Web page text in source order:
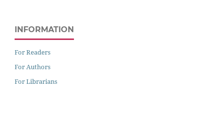
INFORMATION
For Readers
For Authors
For Librarians